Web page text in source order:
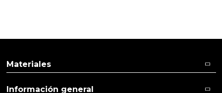
Materiales
Información general